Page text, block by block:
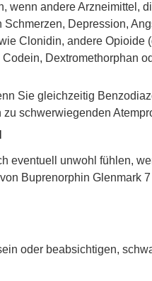
andere Arzneimittel,
Depression,
Clonidin, andere Opioide
Dextromethorphan
Sie gleichzeitig
schwerwiegenden
eventuell unwohl fühlen,
Buprenorphin Glenmark
oder beabsichtigen,